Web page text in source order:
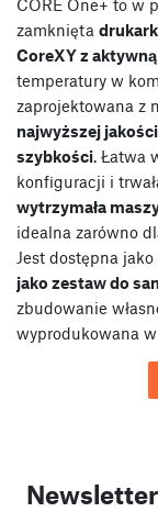
CORE One+ to w
zamknięta
CoreXY z
temperatury w
zaprojektowana z
najwyższej
szybkości. Łatwa
konfiguracji i
wytrzymała
idealna zarówno
Jest dostępna
jako zestaw do
zbudowanie
wyprodukowana w
Newsletter